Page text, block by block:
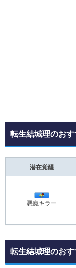
転生結城理のお
潜在覚醒
悪魔キラー
転生結城理のお